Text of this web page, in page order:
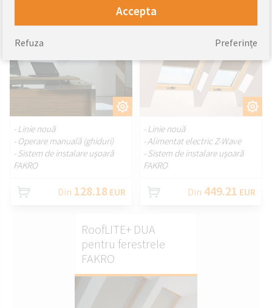
PERSONALIZAȚI.
- Linie nouă
- Operare manuală (ghiduri)
- Sistem de instalare ușoară
FAKRO
Din 128.18 EUR
- Linie nouă
- Alimentat electric Z-Wave
- Sistem de instalare ușoară
FAKRO
Din 449.21 EUR
RoofLITE+ DUA
pentru ferestrele
FAKRO
Accepta
Preferințe
Refuza